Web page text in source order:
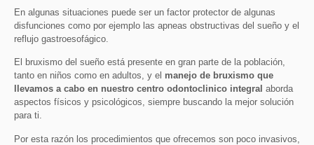
En algunas situaciones puede ser un factor protector de algunas
disfunciones como por ejemplo las apneas obstructivas del sueño y el
reflujo gastroesofágico.
El bruxismo del sueño está presente en gran parte de la población,
tanto en niños como en adultos, y el manejo de bruxismo que
llevamos a cabo en nuestro centro odontoclinico integral aborda
aspectos físicos y psicológicos, siempre buscando la mejor solución
para ti.
Por esta razón los procedimientos que ofrecemos son poco invasivos,